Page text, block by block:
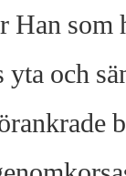
Han som
och